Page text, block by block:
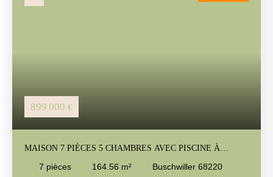
899 000 €
MAISON 7 PIÈCES 5 CHAMBRES AVEC PISCINE À
7 pièces 164.56 m² Buschwiller 68220